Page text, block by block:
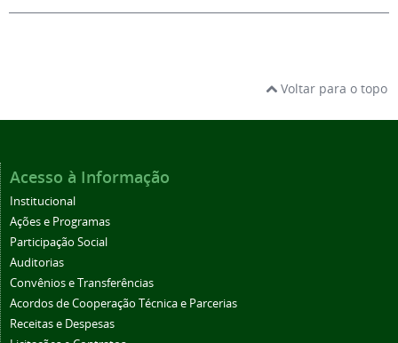
Voltar para o topo
Acesso à Informação
Institucional
Ações e Programas
Participação Social
Auditorias
Convênios e Transferências
Acordos de Cooperação Técnica e Parcerias
Receitas e Despesas